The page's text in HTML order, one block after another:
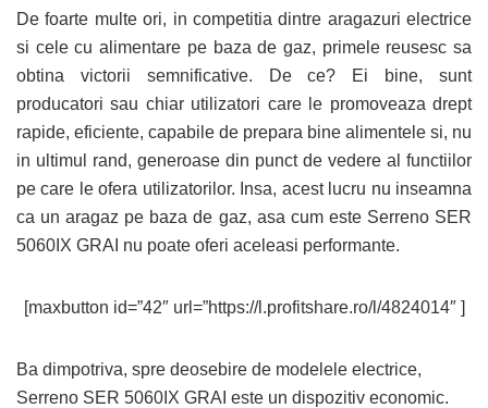
De foarte multe ori, in competitia dintre aragazuri electrice
si cele cu alimentare pe baza de gaz, primele reusesc sa
obtina victorii semnificative. De ce? Ei bine, sunt
producatori sau chiar utilizatori care le promoveaza drept
rapide, eficiente, capabile de prepara bine alimentele si, nu
in ultimul rand, generoase din punct de vedere al functiilor
pe care le ofera utilizatorilor. Insa, acest lucru nu inseamna
ca un aragaz pe baza de gaz, asa cum este Serreno SER
5060IX GRAI nu poate oferi aceleasi performante.
[maxbutton id=”42″ url=”https://l.profitshare.ro/l/4824014″ ]
Ba dimpotriva, spre deosebire de modelele electrice,
Serreno SER 5060IX GRAI este un dispozitiv economic.